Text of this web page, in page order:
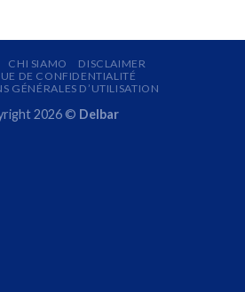
CHI SIAMO
DISCLAIMER
DE CONFIDENTIALITÉ
GÉNÉRALES D’UTILISATION
2026 © Delbar